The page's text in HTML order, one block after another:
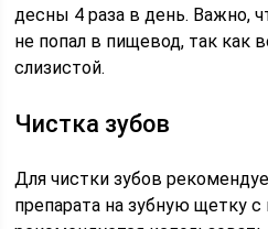
десны 4 раза в день. Важно,
не попал в пищевод, так как
слизистой.
Чистка зубов
Для чистки зубов
препарата на зубную щетку